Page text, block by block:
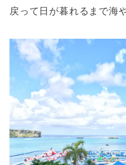
戻って日が暮れるまで海